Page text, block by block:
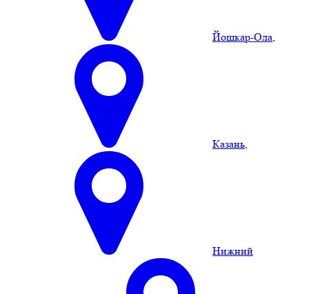
Йошкар-Ола,
Казань,
Нижний